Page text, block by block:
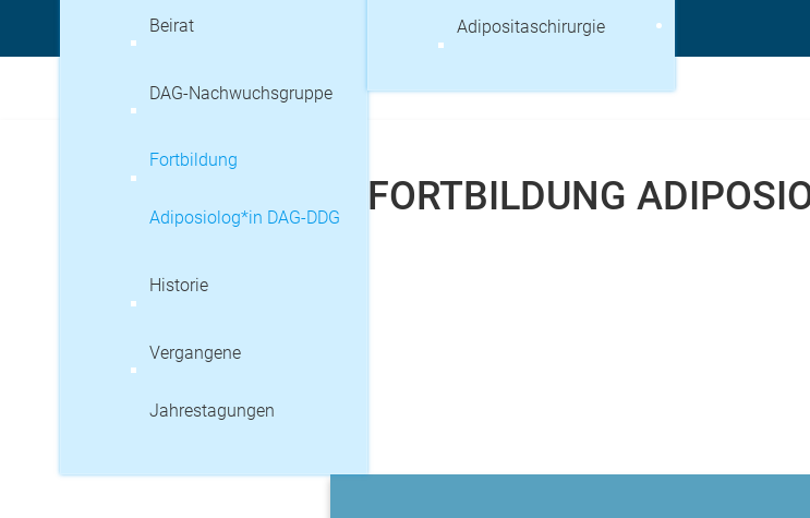
Beirat
DAG-Nachwuchsgruppe
Fortbildung
Adiposiolog*in DAG-DDG
Historie
Vergangene
Jahrestagungen
Adipositaschirurgie
FORTBILDUNG